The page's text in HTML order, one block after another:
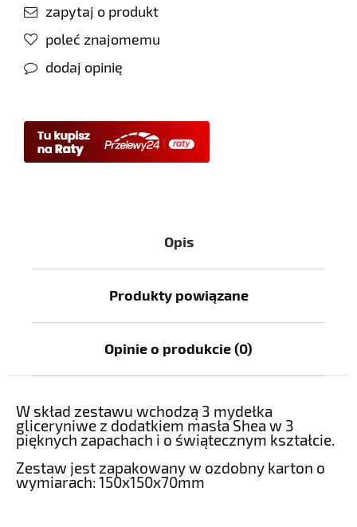
zapytaj o produkt
poleć znajomemu
dodaj opinię
Opis
Produkty powiązane
Opinie o produkcie (0)
W skład zestawu wchodzą 3 mydełka
gliceryniwe z dodatkiem masła Shea w 3
pięknych zapachach i o świątecznym kształcie.
Zestaw jest zapakowany w ozdobny karton o
wymiarach: 150x150x70mm